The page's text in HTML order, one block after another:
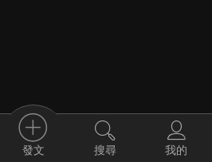
發文 搜尋 我的